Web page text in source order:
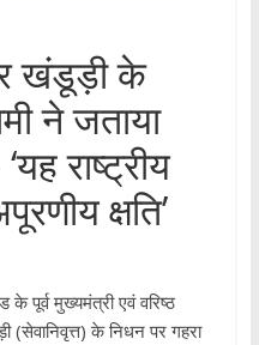
खंडूड़ी के
ने जताया
राष्ट्रीय
क्षति’
पूर्व मुख्यमंत्री एवं वरिष्ठ
के निधन पर गहरा